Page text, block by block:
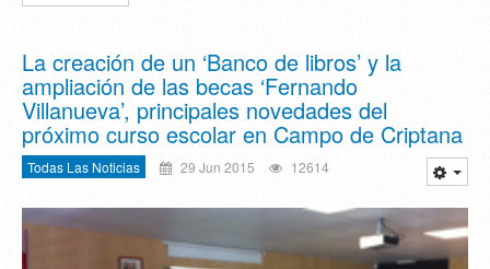
La creación de un ‘Banco de libros’ y la
ampliación de las becas ‘Fernando
Villanueva’, principales novedades del
próximo curso escolar en Campo de Criptana
Todas Las Noticias 29 Jun 2015 12614